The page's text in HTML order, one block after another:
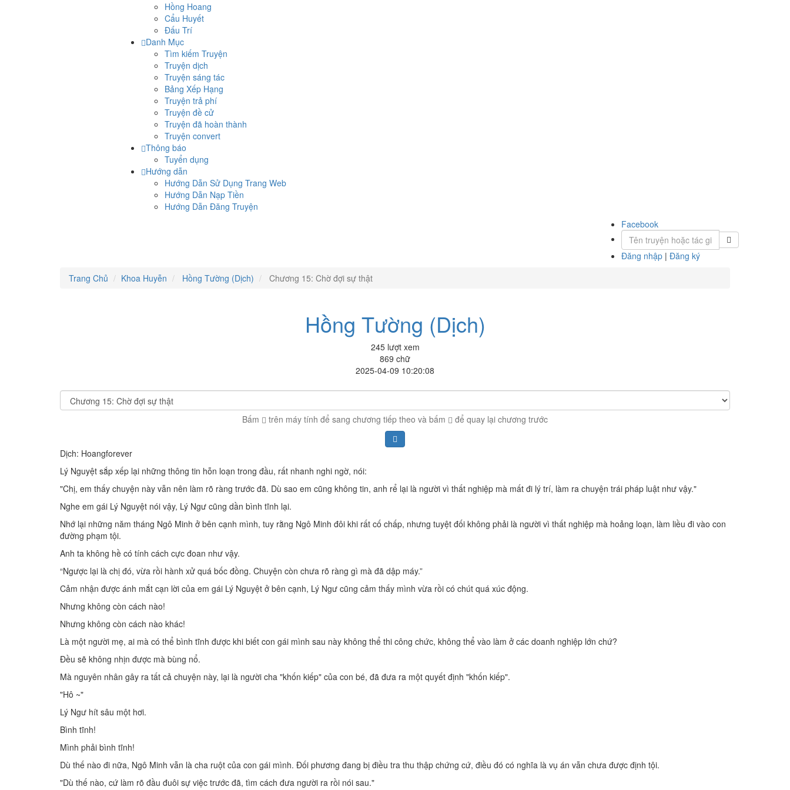
Hồng Hoang
Cẩu Huyết
Đấu Trí
Danh Mục
Tìm kiếm Truyện
Truyện dịch
Truyện sáng tác
Bảng Xếp Hạng
Truyện trả phí
Truyện đề cử
Truyện đã hoàn thành
Truyện convert
Thông báo
Tuyển dụng
Hướng dẫn
Hướng Dẫn Sử Dụng Trang Web
Hướng Dẫn Nạp Tiền
Hướng Dẫn Đăng Truyện
Facebook
Đăng nhập | Đăng ký
Trang Chủ
Khoa Huyễn Hồng Tường (Dịch) Chương 15: Chờ đợi sự thật
Hồng Tường (Dịch)
245 lượt xem
869 chữ
2025-04-09 10:20:08
Bấm trên máy tính để sang chương tiếp theo và bấm để quay lại chương trước
Dịch: Hoangforever
Lý Nguyệt sắp xếp lại những thông tin hỗn loạn trong đầu, rất nhanh nghi ngờ, nói:
"Chị, em thấy chuyện này vẫn nên làm rõ ràng trước đã. Dù sao em cũng không tin, anh rể lại là người vì thất nghiệp mà mất đi lý trí, làm ra chuyện trái pháp luật như vậy."
Nghe em gái Lý Nguyệt nói vậy, Lý Ngư cũng dần bình tĩnh lại.
Nhớ lại những năm tháng Ngô Minh ở bên cạnh mình, tuy rằng Ngô Minh đôi khi rất cố chấp, nhưng tuyệt đối không phải là người vì thất nghiệp mà hoảng loạn, làm liều đi vào con
đường phạm tội.
Anh ta không hề có tính cách cực đoan như vậy.
“Ngược lại là chị đó, vừa rồi hành xử quá bốc đồng. Chuyện còn chưa rõ ràng gì mà đã dập máy.”
Cảm nhận được ánh mắt cạn lời của em gái Lý Nguyệt ở bên cạnh, Lý Ngư cũng cảm thấy mình vừa rồi có chút quá xúc động.
Nhưng không còn cách nào!
Nhưng không còn cách nào khác!
Là một người mẹ, ai mà có thể bình tĩnh được khi biết con gái mình sau này không thể thi công chức, không thể vào làm ở các doanh nghiệp lớn chứ?
Đều sẽ không nhịn được mà bùng nổ.
Mà nguyên nhân gây ra tất cả chuyện này, lại là người cha "khốn kiếp" của con bé, đã đưa ra một quyết định "khốn kiếp".
"Hô ~"
Lý Ngư hít sâu một hơi.
Bình tĩnh!
Mình phải bình tĩnh!
Dù thế nào đi nữa, Ngô Minh vẫn là cha ruột của con gái mình. Đối phương đang bị điều tra thu thập chứng cứ, điều đó có nghĩa là vụ án vẫn chưa được định tội.
"Dù thế nào, cứ làm rõ đầu đuôi sự việc trước đã, tìm cách đưa người ra rồi nói sau."